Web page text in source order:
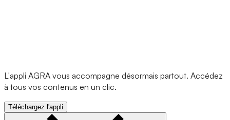
L'appli AGRA vous accompagne désormais partout. Accédez
à tous vos contenus en un clic.
Téléchargez l'appli